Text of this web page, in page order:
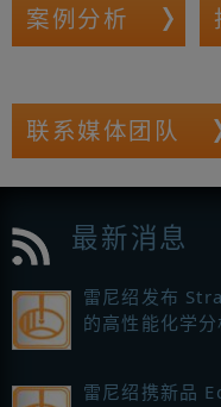
案例分析
联系媒体团队
最新消息
雷尼绍发布
的高性能化学
雷尼绍携新品